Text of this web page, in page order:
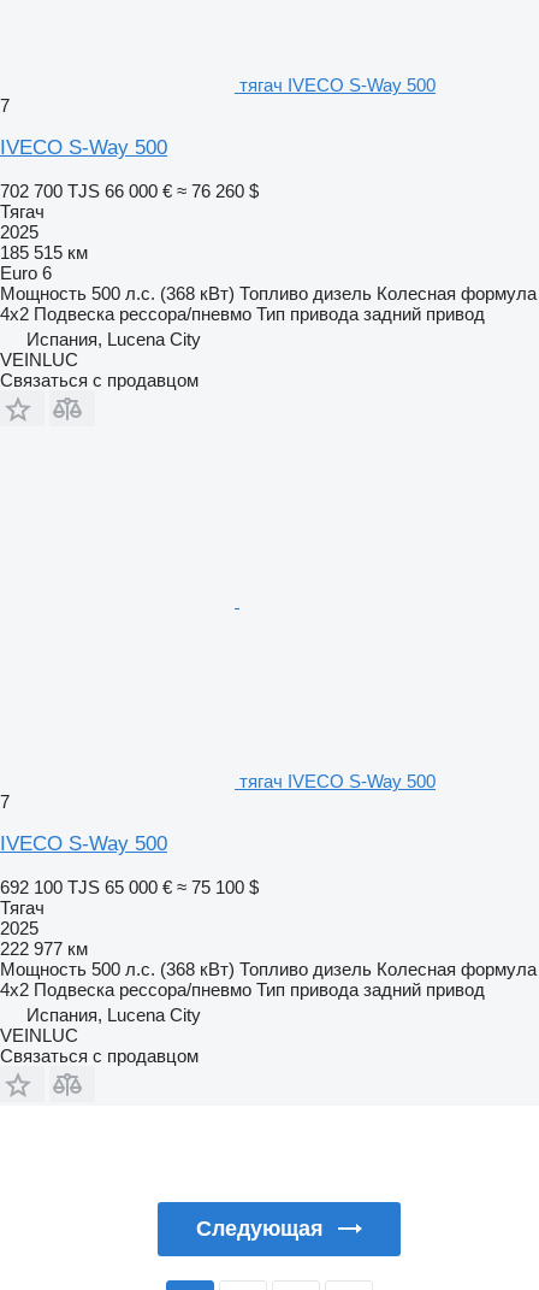
тягач IVECO S-Way 500
7
IVECO S-Way 500
702 700 TJS 66 000 € ≈ 76 260 $
Тягач
2025
185 515 км
Euro 6
Мощность 500 л.с. (368 кВт) Топливо дизель Колесная формула
4x2 Подвеска рессора/пневмо Тип привода задний привод
Испания, Lucena City
VEINLUC
Связаться с продавцом
тягач IVECO S-Way 500
7
IVECO S-Way 500
692 100 TJS 65 000 € ≈ 75 100 $
Тягач
2025
222 977 км
Мощность 500 л.с. (368 кВт) Топливо дизель Колесная формула
4x2 Подвеска рессора/пневмо Тип привода задний привод
Испания, Lucena City
VEINLUC
Связаться с продавцом
Следующая